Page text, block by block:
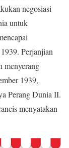
negosiasi
untuk
Perjanjian
menyerang
1939,
Perang Dunia II.
menyatakan